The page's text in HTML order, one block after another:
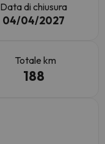
Data di chiusura
04/04/2027
Totale km
188